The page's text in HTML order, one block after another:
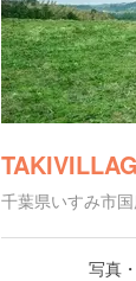
千葉県いすみ市
写真